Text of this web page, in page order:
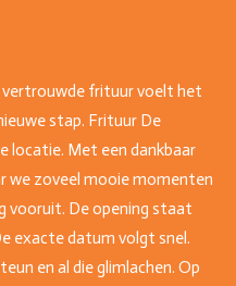
vertrouwde frituur voelt het
stap. Frituur De
locatie. Met een dankbaar
we zoveel mooie momenten
vooruit. De opening staat
exacte datum volgt snel.
en al die glimlachen. Op